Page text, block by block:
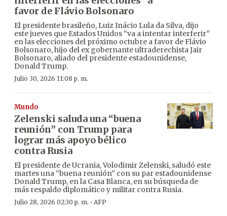
favor de Flávio Bolsonaro
El presidente brasileño, Luiz Inácio Lula da Silva, dijo
este jueves que Estados Unidos “va a intentar interferir”
en las elecciones del próximo octubre a favor de Flávio
Bolsonaro, hijo del ex gobernante ultraderechista Jair
Bolsonaro, aliado del presidente estadounidense,
Donald Trump.
Julio 30, 2026 11:08 p. m.
Mundo
Zelenski saluda una “buena
reunión” con Trump para
lograr más apoyo bélico
contra Rusia
El presidente de Ucrania, Volodimir Zelenski, saludó este
martes una “buena reunión” con su par estadounidense
Donald Trump, en la Casa Blanca, en su búsqueda de
más respaldo diplomático y militar contra Rusia.
Julio 28, 2026 02:30 p. m. · AFP